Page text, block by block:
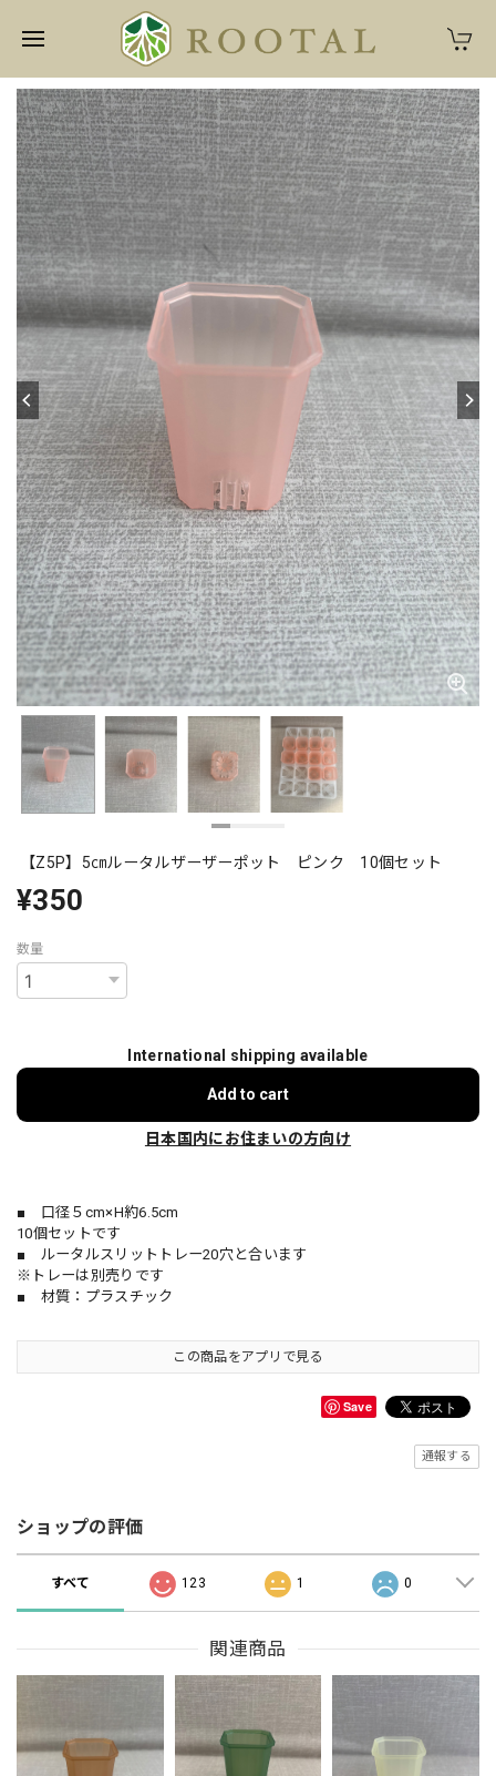
【Z5P】5㎝ルータルザーザーポット ピンク 10個セット
¥350
数量
International shipping available
Add to cart
日本国内にお住まいの方向け
■ 口径５cm×H約6.5cm
10個セットです
■ ルータルスリットトレー20穴と合います
※トレーは別売りです
■ 材質：プラスチック
この商品をアプリで見る
Save
通報する
ショップの評価
すべて 123 1 0
関連商品